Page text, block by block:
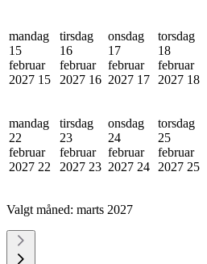
mandag
15
februar
2027 15
tirsdag
16
februar
2027 16
onsdag
17
februar
2027 17
torsdag
18
februar
2027 18
mandag
22
februar
2027 22
tirsdag
23
februar
2027 23
onsdag
24
februar
2027 24
torsdag
25
februar
2027 25
Valgt måned: marts 2027